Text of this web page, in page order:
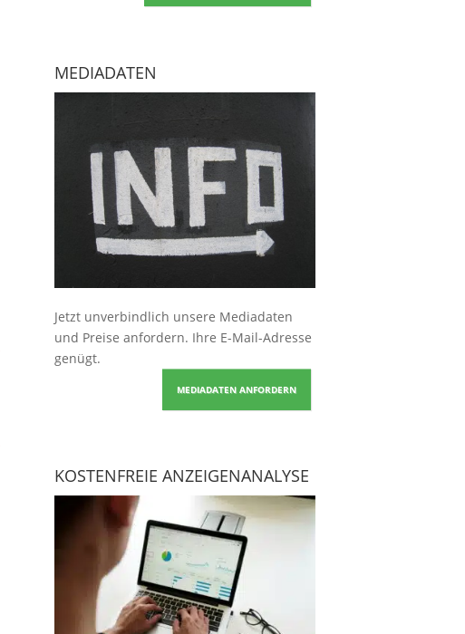
MEDIADATEN
Jetzt unverbindlich unsere Mediadaten
und Preise anfordern. Ihre E-Mail-Adresse
genügt.
MEDIADATEN ANFORDERN
KOSTENFREIE ANZEIGENANALYSE